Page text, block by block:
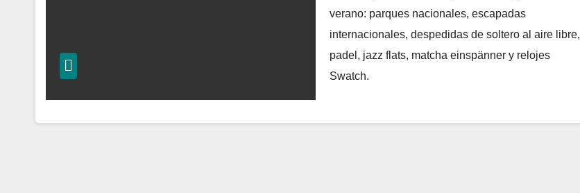
verano: parques nacionales, escapadas
internacionales, despedidas de soltero al aire libre,
padel, jazz flats, matcha einspänner y relojes
Swatch.